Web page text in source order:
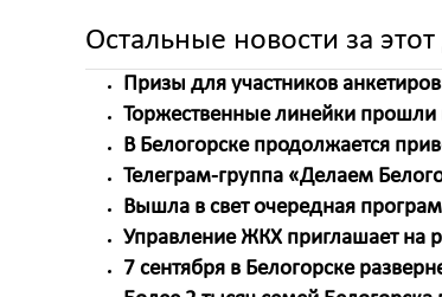
Остальные новости за
Призы для участников
Торжественные линейки прошли
В Белогорске продолжается
Телеграм-группа «Делаем
Вышла в свет очередная
Управление ЖКХ приглашает на
7 сентября в Белогорске